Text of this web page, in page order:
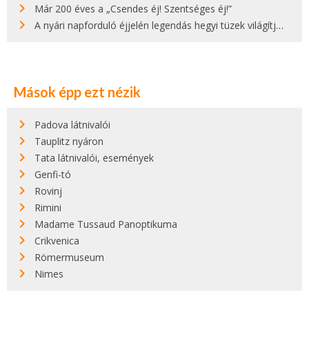
Már 200 éves a „Csendes éj! Szentséges éj!”
A nyári napforduló éjjelén legendás hegyi tüzek világítják meg Zugspitzét
Mások épp ezt nézik
Padova látnivalói
Tauplitz nyáron
Tata látnivalói, események
Genfi-tó
Rovinj
Rimini
Madame Tussaud Panoptikuma
Crikvenica
Römermuseum
Nimes